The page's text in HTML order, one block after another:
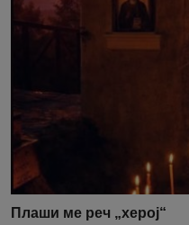
Плаши ме реч „херој“